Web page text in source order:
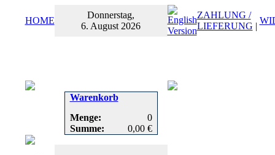
HOME
Donnerstag,
6. August 2026
ZAHLUNG /
LIEFERUNG |
Warenkorb
Menge:
0
Summe:
0,00 €